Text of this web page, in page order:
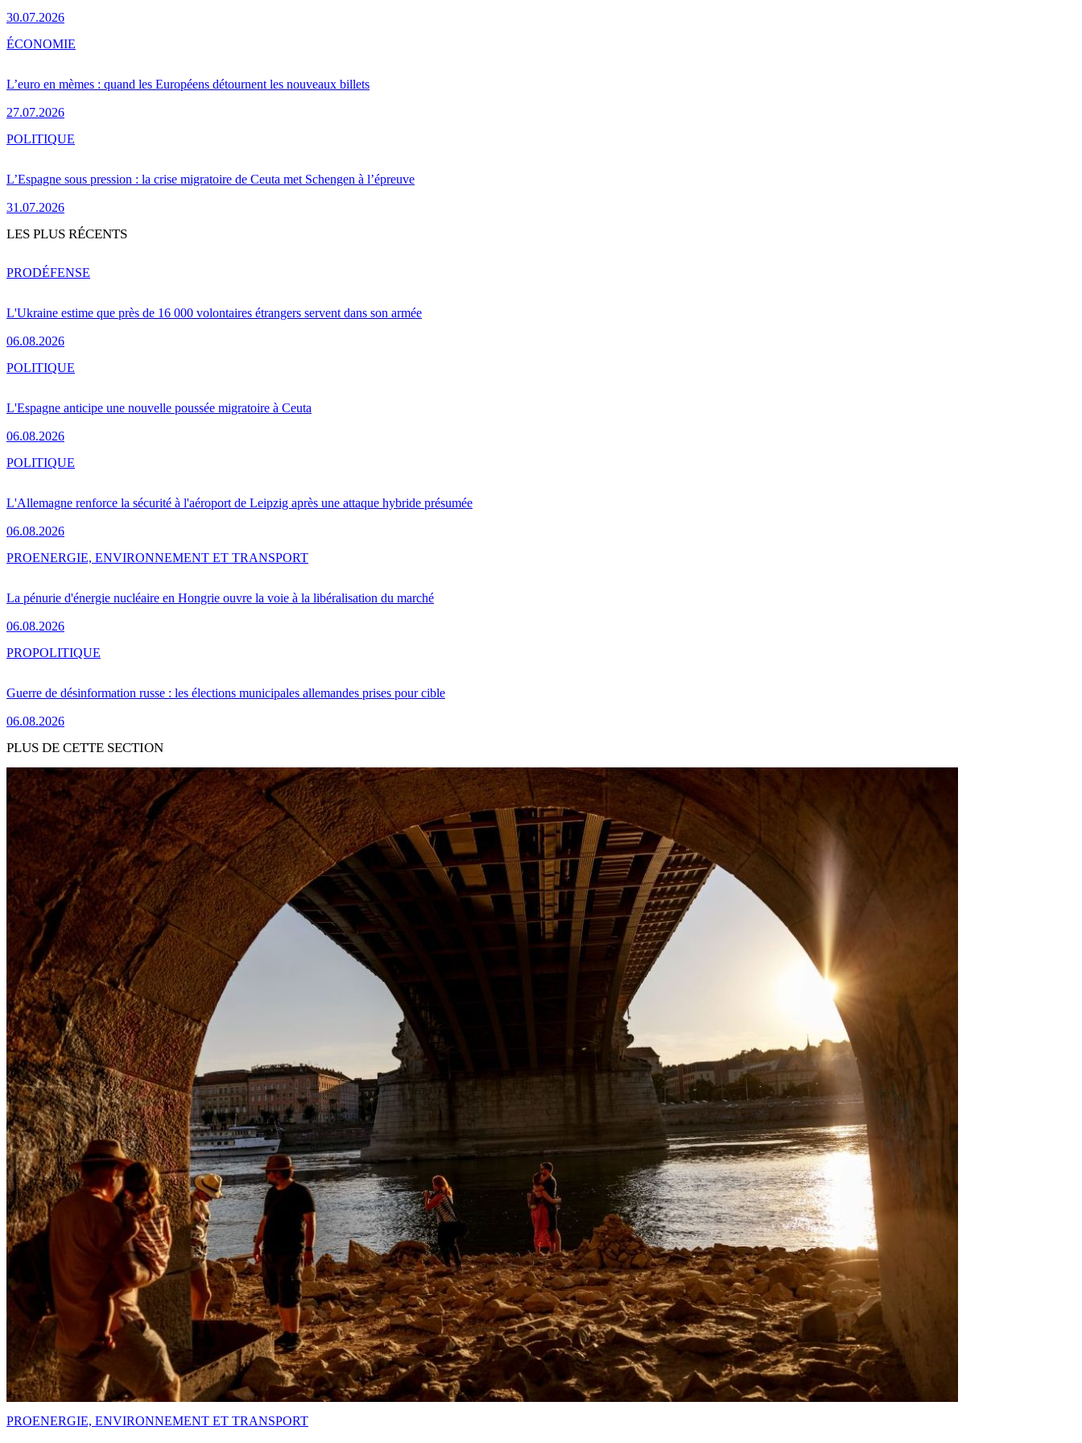
30.07.2026
L’euro en mèmes : quand les Européens détournent les nouveaux billets
27.07.2026
ÉCONOMIE
L’Espagne sous pression : la crise migratoire de Ceuta met Schengen à l’épreuve
31.07.2026
POLITIQUE
LES PLUS RÉCENTS
L'Ukraine estime que près de 16 000 volontaires étrangers servent dans son armée
06.08.2026
PRODÉFENSE
L'Espagne anticipe une nouvelle poussée migratoire à Ceuta
06.08.2026
POLITIQUE
L'Allemagne renforce la sécurité à l'aéroport de Leipzig après une attaque hybride présumée
06.08.2026
POLITIQUE
La pénurie d'énergie nucléaire en Hongrie ouvre la voie à la libéralisation du marché
06.08.2026
PROENERGIE, ENVIRONNEMENT ET TRANSPORT
Guerre de désinformation russe : les élections municipales allemandes prises pour cible
06.08.2026
PROPOLITIQUE
PLUS DE CETTE SECTION
PROENERGIE, ENVIRONNEMENT ET TRANSPORT